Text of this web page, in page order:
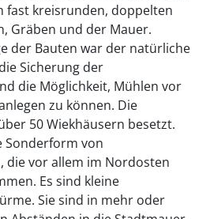
fast kreisrunden, doppelten
Gräben und der Mauer.
der Bauten war der natürliche
Sicherung der
die Möglichkeit, Mühlen vor
zu können. Die
50 Wiekhäusern besetzt.
Sonderform von
die vor allem im Nordosten
Es sind kleine
Sie sind in mehr oder